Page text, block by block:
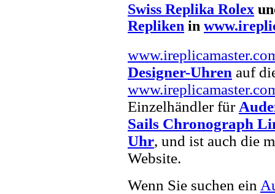
Swiss Replika Rolex
Repliken in
Designer-Uhren auf
Einzelhändler für
Sails Chronograph
Uhr, und ist auch die
Website.
Wenn Sie suchen ein